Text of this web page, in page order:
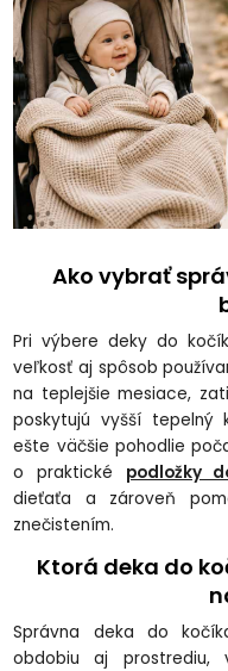
Ako vybrať
Pri výbere deky do
veľkosť aj spôsob
na teplejšie mesiace,
poskytujú vyšší tepelný
ešte väčšie pohodlie
o praktické podložky
dieťaťa a zároveň
znečistením.
Ktorá deka do
Správna deka do
obdobiu aj prostrediu,